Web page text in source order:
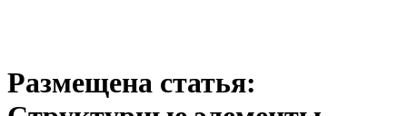
Размещена статья: